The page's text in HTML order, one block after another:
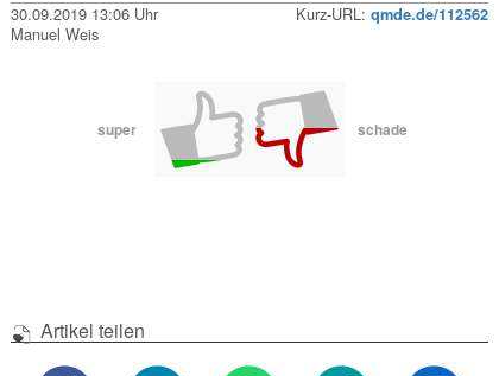
30.09.2019 13:06 Uhr Kurz-URL: qmde.de/112562
Manuel Weis
super schade
Artikel teilen